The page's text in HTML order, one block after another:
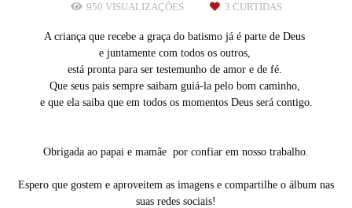
950 VISUALIZAÇÕES 3 CURTIDAS
A criança que recebe a graça do batismo já é parte de Deus
e juntamente com todos os outros,
está pronta para ser testemunho de amor e de fé.
Que seus pais sempre saibam guiá-la pelo bom caminho,
e que ela saiba que em todos os momentos Deus será contigo.
Obrigada ao papai e mamãe por confiar em nosso trabalho.
Espero que gostem e aproveitem as imagens e compartilhe o álbum nas
suas redes sociais!